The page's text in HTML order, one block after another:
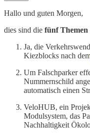
Hallo und guten Morgen,
dies sind die fünf Themen
Ja, die
Kiezblocks nach
Um Falschparker
Nummernschild
automatisch einen
VeloHUB, ein
Modulsystem, das
Nachhaltigkeit